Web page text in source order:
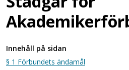
Innehåll på sidan
§ 1 Förbundets ändamål